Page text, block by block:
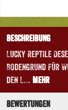
Beschreibung
Lucky Reptile
Bodengrund für
den L… Mehr
Bewertungen